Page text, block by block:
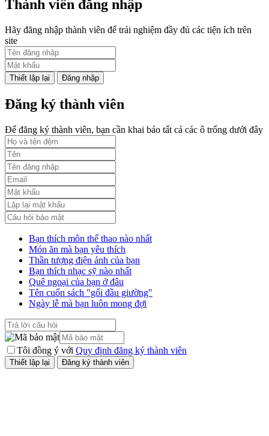
Thành viên đăng nhập
Hãy đăng nhập thành viên để trải nghiệm đầy đủ các tiện ích trên
site
Đăng nhập
Đăng ký thành viên
Để đăng ký thành viên, bạn cần khai báo tất cả các ô trống dưới đây
Bạn thích môn thể thao nào nhất
Món ăn mà bạn yêu thích
Thần tượng điện ảnh của bạn
Bạn thích nhạc sỹ nào nhất
Quê ngoại của bạn ở đâu
Tên cuốn sách "gối đầu giường"
Ngày lễ mà bạn luôn mong đợi
Tôi đồng ý với Quy định đăng ký thành viên